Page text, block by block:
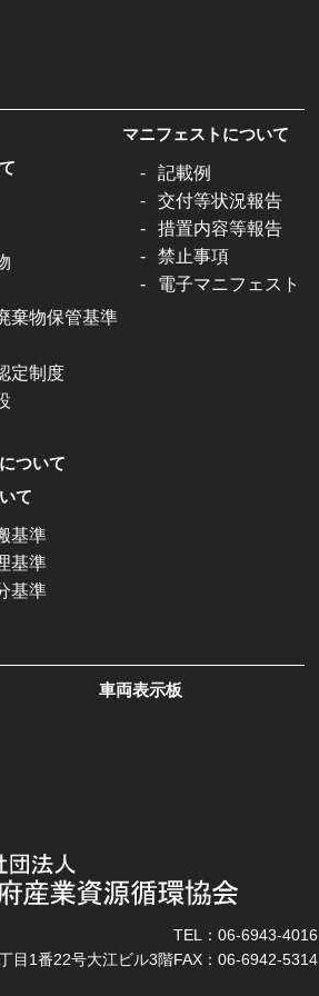
棄物保管基準
定制度
ついて
て
基準
基準
基準
マニフェストについて
記載例
交付等状況報告
措置内容等報告
禁止事項
電子マニフェスト
車両表示板
目1番22号大江ビル3階
TEL：06-6943-4016
FAX：06-6942-5314